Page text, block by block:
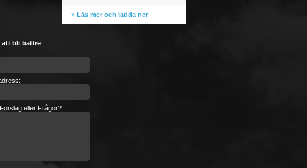
» Läs mer och ladda ner
att bli bättre
eller Frågor?